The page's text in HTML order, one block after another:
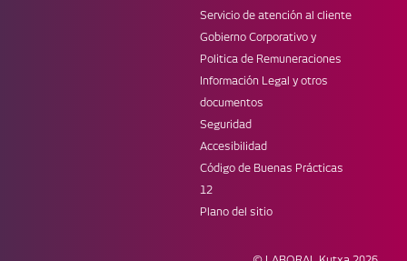
Trabaja en LABORAL Kutxa
Servicio de atención al cliente
Gobierno Corporativo y
Politica de Remuneraciones
Información Legal y otros
documentos
Seguridad
Accesibilidad
Código de Buenas Prácticas
12
Plano del sitio